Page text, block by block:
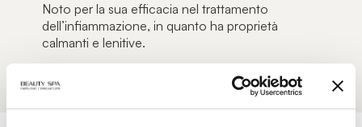
Noto per la sua efficacia nel trattamento
dell’infiammazione, in quanto ha proprietà
calmanti e lenitive.